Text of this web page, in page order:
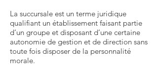
La succursale est un terme juridique
qualifiant un établissement faisant partie
d’un groupe et disposant d’une certaine
autonomie de gestion et de direction sans
toute fois disposer de la personnalité
morale.